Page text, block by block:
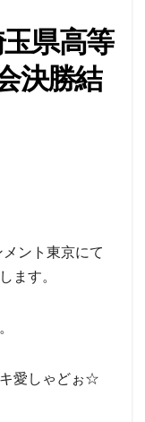
県高等
決勝結
ント東京にて
ます。
愛しゃどぉ☆